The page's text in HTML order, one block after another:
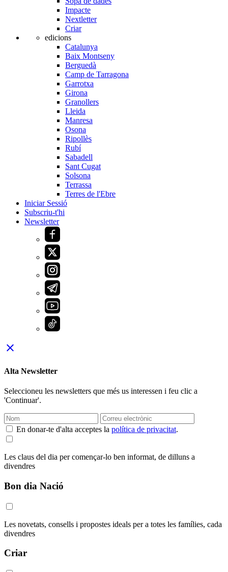
Impacte
Nextletter
Criar
edicions
Catalunya
Baix Montseny
Berguedà
Camp de Tarragona
Garrotxa
Girona
Granollers
Lleida
Manresa
Osona
Ripollès
Rubí
Sabadell
Sant Cugat
Solsona
Terrassa
Terres de l'Ebre
Iniciar Sessió
Subscriu-t'hi
Newsletter
close
Alta Newsletter
Seleccioneu les newsletters que més us interessen i feu clic a
'Continuar'.
En donar-te d'alta acceptes la política de privacitat.
Les claus del dia per començar-lo ben informat, de dilluns a
divendres
Bon dia Nació
Les novetats, consells i propostes ideals per a totes les famílies, cada
divendres
Criar